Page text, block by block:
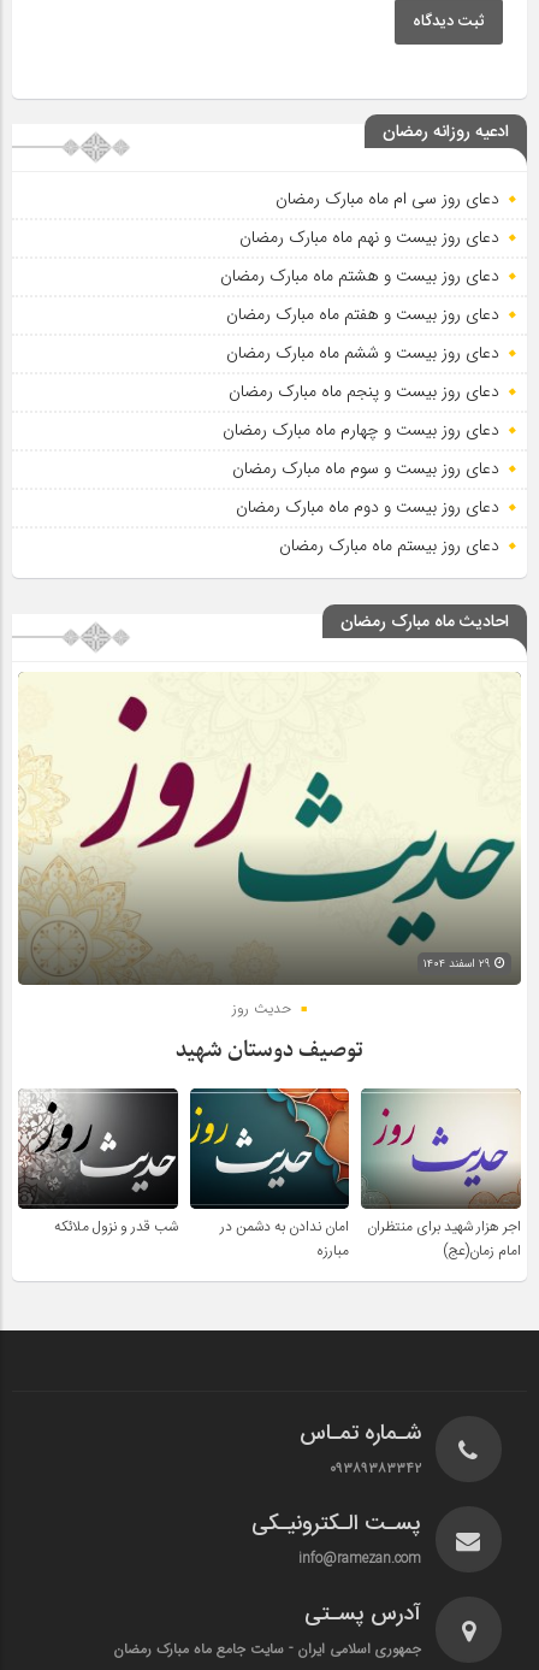
ثبت دیدگاه
ادعیه روزانه رمضان
دعای روز سی ام ماه مبارک رمضان
دعای روز بیست و نهم ماه مبارک رمضان
دعای روز بیست و هشتم ماه مبارک رمضان
دعای روز بیست و هفتم ماه مبارک رمضان
دعای روز بیست و ششم ماه مبارک رمضان
دعای روز بیست و پنجم ماه مبارک رمضان
دعای روز بیست و چهارم ماه مبارک رمضان
دعای روز بیست و سوم ماه مبارک رمضان
دعای روز بیست و دوم ماه مبارک رمضان
دعای روز بیستم ماه مبارک رمضان
احادیث ماه مبارک رمضان
حدیث روز
توصیف دوستان شهید
اجر هزار شهید برای منتظران
امام زمان(عج)
امان ندادن به دشمن در
مبارزه
شب قدر و نزول ملائکه
شـماره تمـاس
۰۹۳۸۹۳۸۳۳۴۲
پسـت الـکترونیـکی
info@ramezan.com
آدرس پسـتی
جمهوری اسلامی ایران - سایت جامع ماه مبارک رمضان